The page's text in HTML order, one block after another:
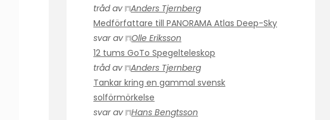
tråd av
Anders Tjernberg
Medförfattare till PANORAMA Atlas Deep-Sky
svar av
Olle Eriksson
12 tums GoTo Spegelteleskop
tråd av
Anders Tjernberg
Tankar kring en gammal svensk
solförmörkelse
svar av
Hans Bengtsson